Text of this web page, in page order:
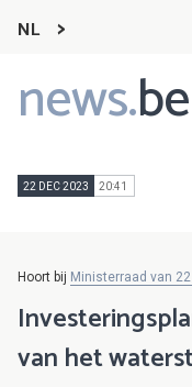
NL
news.
Main
navigation
22 DEC 2023 20:41
Hoort bij Ministerraad van
van het